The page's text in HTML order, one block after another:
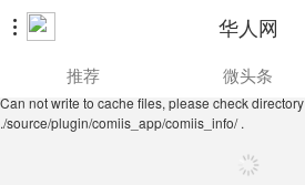
 华人网
./source/plugin/comiis_app/comiis_info/ .
推荐 微头条
Can not write to cache files, please check directory
./source/plugin/comiis_app/comiis_info/ .